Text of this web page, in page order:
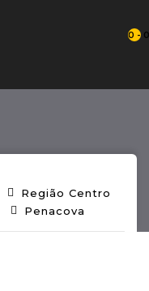
0 -
Região Centro
Penacova